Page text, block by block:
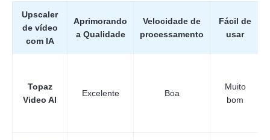
Etapa 3.
Upscaler
de vídeo
com IA
Aprimorando
a Qualidade
Velocidade de
processamento
Fácil de
usar
Topaz
Video AI
Excelente Boa
Muito
bom